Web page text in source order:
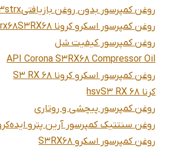
روغن کمپرسور بدون روغن بازیافتیstrx
روغن کمپرسور اسکرو کرونا S3RX68
روغن کمپرسور کیفیت شل
API Corona S3RX68 Compressor Oil
روغن کمپرسور اسکرو کرونا S3 RX 68
کرنا S3 RX 68
hsv
روغن کمپرسور پیچشی و روتاری
روغن سنتتیک کمپرسور آرین پترو ایده
روغن کمپرسور اسکرو S3RX68